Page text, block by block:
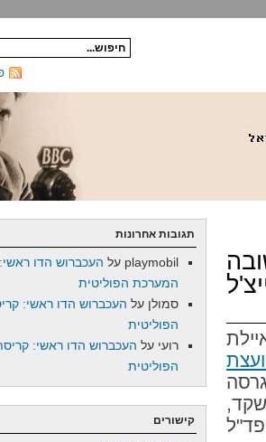
תגובות אחרונות
playmobil על העכברוש הדו
המערכת הפוליטית
סמולן על העכברוש הדו ראשי:
הפוליטית
רועי על העכברוש הדו ראשי:
הפוליטית
קישורים